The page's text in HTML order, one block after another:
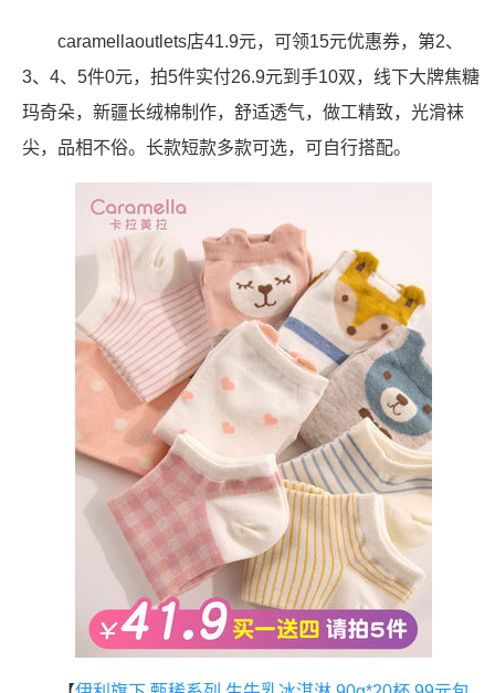
caramellaoutlets店41.9元，可领15元优惠券，第2、
3、4、5件0元，拍5件实付26.9元到手10双，线下大牌焦糖
玛奇朵，新疆长绒棉制作，舒适透气，做工精致，光滑袜
尖，品相不俗。长款短款多款可选，可自行搭配。